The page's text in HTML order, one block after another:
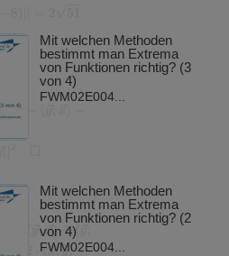
Mit welchen Methoden
bestimmt man Extrema
von Funktionen richtig? (3
von 4)
FWM02E004...
Mit welchen Methoden
bestimmt man Extrema
von Funktionen richtig? (2
von 4)
FWM02E004...